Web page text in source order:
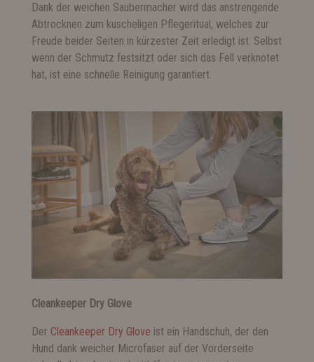
Dank der weichen Saubermacher wird das anstrengende
Abtrocknen zum kuscheligen Pflegeritual, welches zur
Freude beider Seiten in kürzester Zeit erledigt ist. Selbst
wenn der Schmutz festsitzt oder sich das Fell verknotet
hat, ist eine schnelle Reinigung garantiert.
Cleankeeper Dry Glove
Der Cleankeeper Dry Glove ist ein Handschuh, der den
Hund dank weicher Microfaser auf der Vorderseite